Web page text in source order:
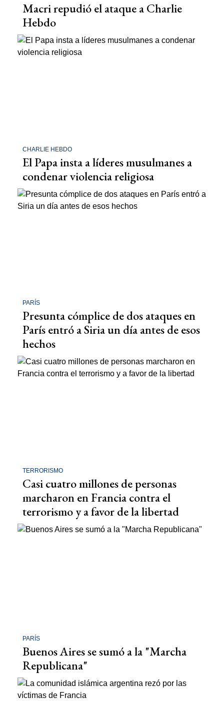
Macri repudió el ataque a Charlie
Hebdo
CHARLIE HEBDO
El Papa insta a líderes musulmanes a
condenar violencia religiosa
PARÍS
Presunta cómplice de dos ataques en
París entró a Siria un día antes de esos
hechos
TERRORISMO
Casi cuatro millones de personas
marcharon en Francia contra el
terrorismo y a favor de la libertad
PARÍS
Buenos Aires se sumó a la "Marcha
Republicana"